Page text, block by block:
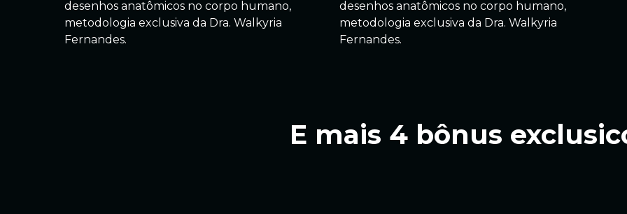
desenhos anatômicos no corpo humano,
metodologia exclusiva da Dra. Walkyria
Fernandes.
desenhos anatômicos no corpo humano,
metodologia exclusiva da Dra. Walkyria
Fernandes.
E mais 4 bônus